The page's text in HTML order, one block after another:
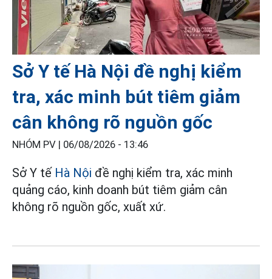
Sở Y tế Hà Nội đề nghị kiểm
tra, xác minh bút tiêm giảm
cân không rõ nguồn gốc
NHÓM PV | 06/08/2026 - 13:46
Sở Y tế Hà Nội đề nghị kiểm tra, xác minh
quảng cáo, kinh doanh bút tiêm giảm cân
không rõ nguồn gốc, xuất xứ.